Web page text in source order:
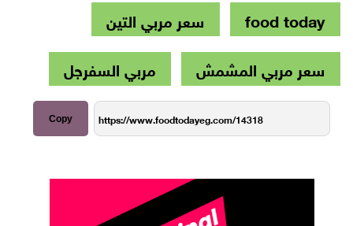
food today
سعر مربي التين
سعر مربي المشمش
مربي السفرجل
Copy